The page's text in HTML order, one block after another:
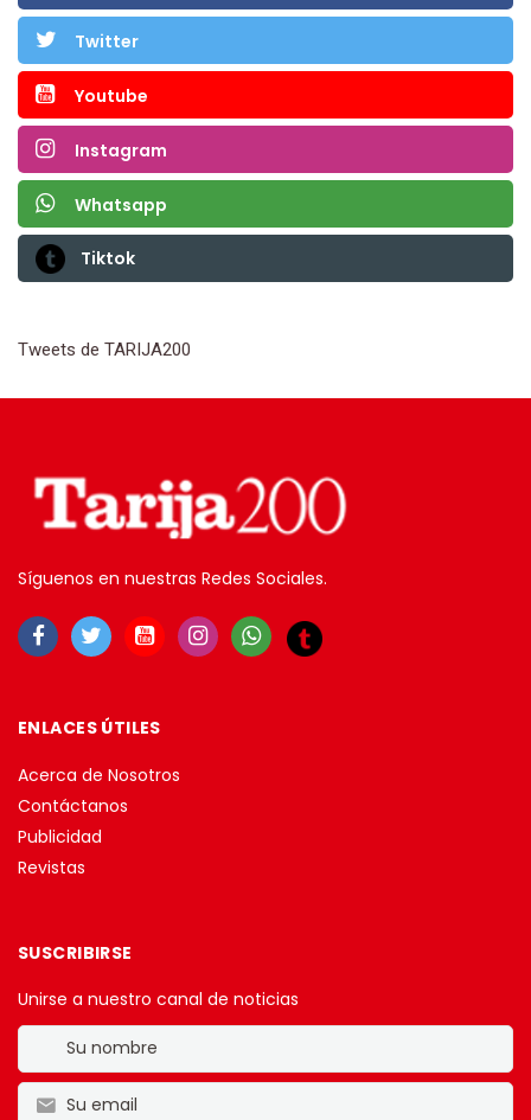
Twitter
Youtube
Instagram
Whatsapp
Tiktok
Tweets de TARIJA200
Síguenos en nuestras Redes Sociales.
ENLACES ÚTILES
Acerca de Nosotros
Contáctanos
Publicidad
Revistas
SUSCRIBIRSE
Unirse a nuestro canal de noticias